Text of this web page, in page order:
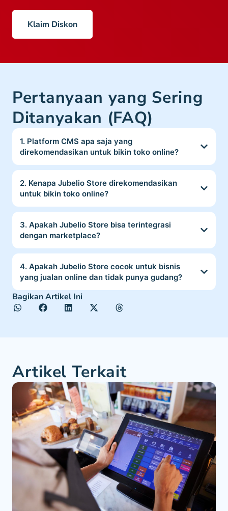
Klaim Diskon
Pertanyaan yang Sering
Ditanyakan (FAQ)
1. Platform CMS apa saja yang
direkomendasikan untuk bikin toko online?
2. Kenapa Jubelio Store direkomendasikan
untuk bikin toko online?
3. Apakah Jubelio Store bisa terintegrasi
dengan marketplace?
4. Apakah Jubelio Store cocok untuk bisnis
yang jualan online dan tidak punya gudang?
Bagikan Artikel Ini
Artikel Terkait